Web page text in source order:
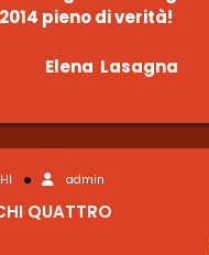
pieno di verità!
Elena Lasagna
admin
QUATTRO